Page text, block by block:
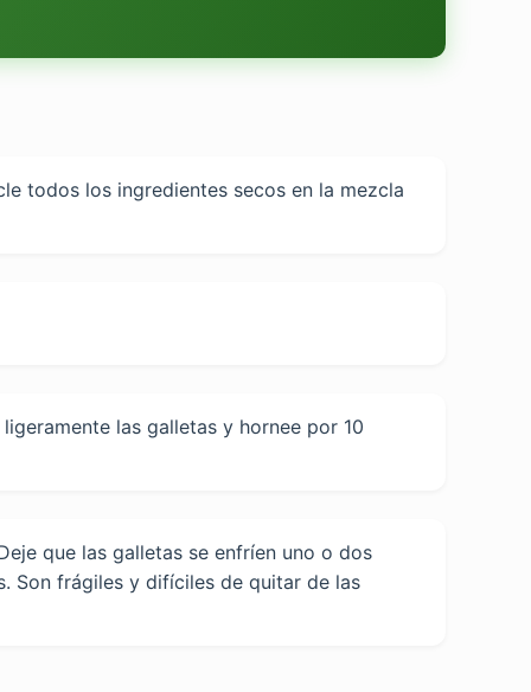
todos los ingredientes secos en la mezcla
las galletas y hornee por 10
que las galletas se enfríen uno o dos
Son frágiles y difíciles de quitar de las